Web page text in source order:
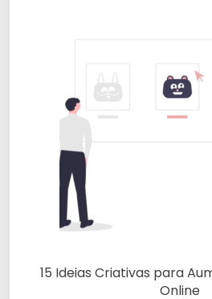
15 Ideias Criativas para
Online